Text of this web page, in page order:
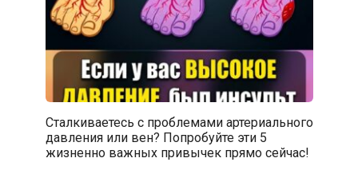
Сталкиваетесь с проблемами артериального
давления или вен? Попробуйте эти 5
жизненно важных привычек прямо сейчас!